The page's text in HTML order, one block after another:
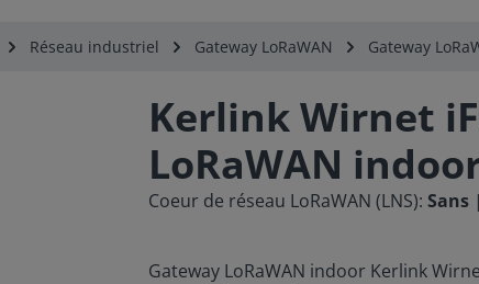
Réseau industriel Gateway LoRaWAN Gateway
Kerlink Wirnet
LoRaWAN
Coeur de réseau LoRaWAN (LNS): Sans
Gateway LoRaWAN indoor Kerlink